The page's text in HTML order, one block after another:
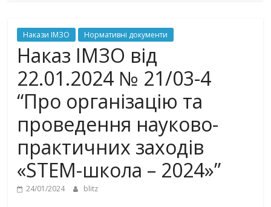
Накази ІМЗО Нормативні документи
Наказ ІМЗО від
22.01.2024 № 21/03-4
“Про організацію та
проведення науково-
практичних заходів
«STEM-школа – 2024»”
24/01/2024 blitz